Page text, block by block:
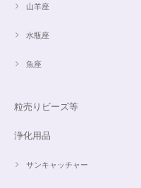
山羊座
水瓶座
魚座
粒売りビーズ等
浄化用品
サンキャッチャー